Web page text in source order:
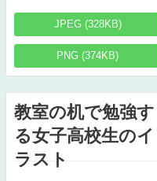
JPEG (328KB)
PNG (374KB)
教室の机で勉強す
る女子高校生のイ
ラスト